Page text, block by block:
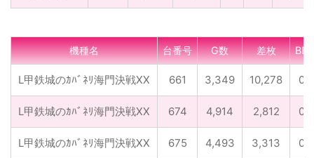
機種名 台番号 G数 差枚 BB
L甲鉄城のｶﾊﾞﾈﾘ海門決戦XX 661 3,349 10,278 0
L甲鉄城のｶﾊﾞﾈﾘ海門決戦XX 674 4,914 2,812 0
L甲鉄城のｶﾊﾞﾈﾘ海門決戦XX 675 4,493 3,313 0